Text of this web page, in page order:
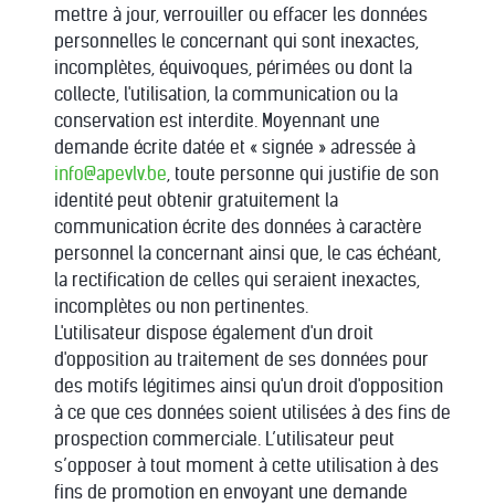
mettre à jour, verrouiller ou effacer les données
personnelles le concernant qui sont inexactes,
incomplètes, équivoques, périmées ou dont la
collecte, l'utilisation, la communication ou la
conservation est interdite. Moyennant une
demande écrite datée et « signée » adressée à
info@apevlv.be , toute personne qui justifie de son
identité peut obtenir gratuitement la
communication écrite des données à caractère
personnel la concernant ainsi que, le cas échéant,
la rectification de celles qui seraient inexactes,
incomplètes ou non pertinentes.
L'utilisateur dispose également d'un droit
d'opposition au traitement de ses données pour
des motifs légitimes ainsi qu'un droit d'opposition
à ce que ces données soient utilisées à des fins de
prospection commerciale. L’utilisateur peut
s’opposer à tout moment à cette utilisation à des
fins de promotion en envoyant une demande